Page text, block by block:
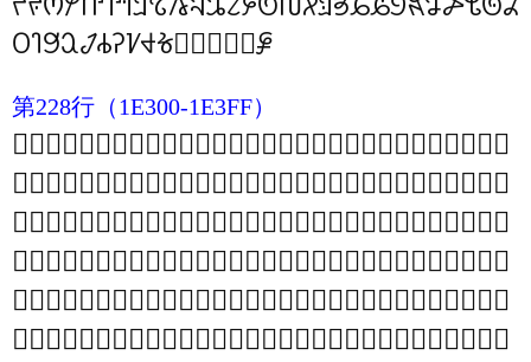
𞋰𞋱𞋲𞋳𞋴𞋵𞋶𞋷𞋸𞋹𞋺𞋻𞋼𞋽𞋾𞋿
第228行 （1E300-1E3FF）
𞌀𞌁𞌂𞌃𞌄𞌅𞌆𞌇𞌈𞌉𞌊𞌋𞌌𞌍𞌎𞌏𞌐𞌑𞌒𞌓𞌔𞌕𞌖𞌗𞌘𞌙𞌚𞌛𞌜𞌝
𞌞𞌟𞌠𞌡𞌢𞌣𞌤𞌥𞌦𞌧𞌨𞌩𞌪𞌫𞌬𞌭𞌮𞌯𞌰𞌱𞌲𞌳𞌴𞌵𞌶𞌷𞌸𞌹𞌺𞌻
𞌼𞌽𞌾𞌿𞍀𞍁𞍂𞍃𞍄𞍅𞍆𞍇𞍈𞍉𞍊𞍋𞍌𞍍𞍎𞍏𞍐𞍑𞍒𞍓𞍔𞍕𞍖𞍗𞍘𞍙
𞍚𞍛𞍜𞍝𞍞𞍟𞍠𞍡𞍢𞍣𞍤𞍥𞍦𞍧𞍨𞍩𞍪𞍫𞍬𞍭𞍮𞍯𞍰𞍱𞍲𞍳𞍴𞍵𞍶𞍷
𞍸𞍹𞍺𞍻𞍼𞍽𞍾𞍿𞎀𞎁𞎂𞎃𞎄𞎅𞎆𞎇𞎈𞎉𞎊𞎋𞎌𞎍𞎎𞎏𞎐𞎑𞎒𞎓𞎔𞎕
𞎖𞎗𞎘𞎙𞎚𞎛𞎜𞎝𞎞𞎟𞎠𞎡𞎢𞎣𞎤𞎥𞎦𞎧𞎨𞎩𞎪𞎫𞎬𞎭𞎮𞎯𞎰𞎱𞎲𞎳